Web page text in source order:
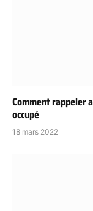
Comment rappeler
occupé
18 mars 2022